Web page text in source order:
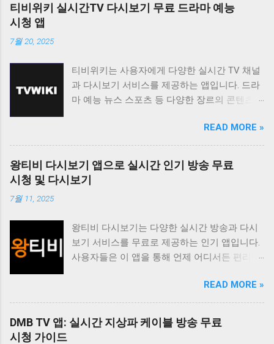
티비위키 실시간TV 다시보기 무료 드라마 예능
시청 앱
7월 20, 2025
티비위키는 사용자에게 다양한 실시간 TV 채널
과 다시보기 서비스를 제공하는 앱입니다. 드라
마 예능 뉴스 스포츠 등 다양한 장르의 콘텐츠를
적인 인터페이스를 통해 편리한 시청 환경을 제
공합니다. 티비위키는 바쁜 일상 속에서 놓친 프
로그램을 다시 보고 싶거나 실시간으로 즐겨보
고 싶은 채널을 시청하고 싶은 사용자에게 유용
한 앱입니다. 다양한 콘텐츠를 무료로 제공하며
원하는 콘텐츠를 쉽게 찾고 시청할 수 있도록 다
양한 기능을 제공합니다. 실시간 TV 시청 기능
은 사용자가 현재 방송 중인 채널을 바로 시청할
그램을 언제든지 다시 볼 수 있도록 제공합니다.
또한 즐겨찾기 기능을 통해 자주 시청하는 채널
이나 프로그램을 쉽게 접근할 수 있도록 돕고 검
READ MORE »
왕티비 다시보기 앱으로 실시간 인기 방송 무료
시청 및 다시보기
7월 11, 2025
왕티비 다시보기는 다양한 실시간 방송과 다시
보기 서비스를 무료로 제공하는 인기 앱입니다.
사용자들은 이 앱을 통해 언제 어디서든 편리하
드라마 예능 스포츠 뉴스 등 다양한 장르의 콘텐
츠를 제공하여 사용자들의 폭넓은 취향을 만족
시키고 있습니다. 이 앱의 가장 큰 장점은 무료
라는 점입니다. 별도의 회원가입이나 결제 없이
READ MORE »
DMB TV 앱: 실시간 지상파 케이블 방송 무료
시청 가이드